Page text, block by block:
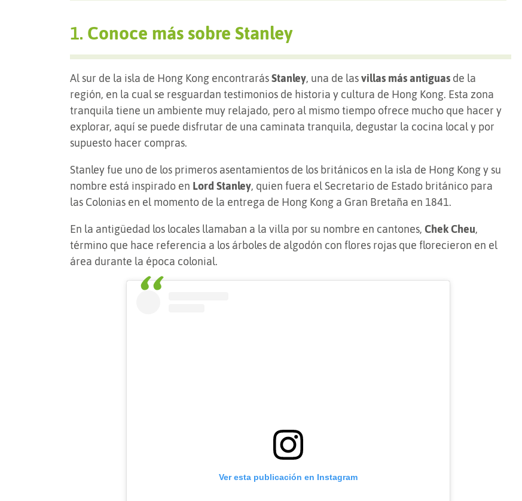
1. Conoce más sobre Stanley
Al sur de la isla de Hong Kong encontrarásStanley, una de lasvillas más antiguas de la
región, en la cual se resguardan testimonios de historia y cultura de Hong Kong. Esta zona
tranquila tiene un ambiente muy relajado, pero al mismo tiempo ofrece mucho que hacer y
explorar, aquí se puede disfrutar de una caminata tranquila, degustar la cocina local y por
supuesto hacer compras.
Stanley fue uno de los primeros asentamientos de los británicos en la isla de Hong Kong y su
nombre está inspirado en Lord Stanley, quien fuera el Secretario de Estado británico para
las Colonias en el momento de la entrega de Hong Kong a Gran Bretaña en 1841.
En la antigüedad los locales llamaban a la villa por su nombre en cantones, Chek Cheu,
término que hace referencia a los árboles de algodón con flores rojas que florecieron en el
área durante la época colonial.
Ver esta publicación en Instagram